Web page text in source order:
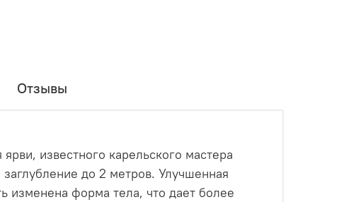
Отзывы
известного карельского мастера
до 2 метров. Улучшенная
изменена форма тела, что дает более